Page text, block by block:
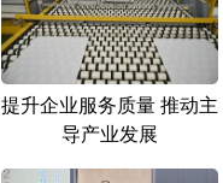
提升企业服务质量 推动主
导产业发展